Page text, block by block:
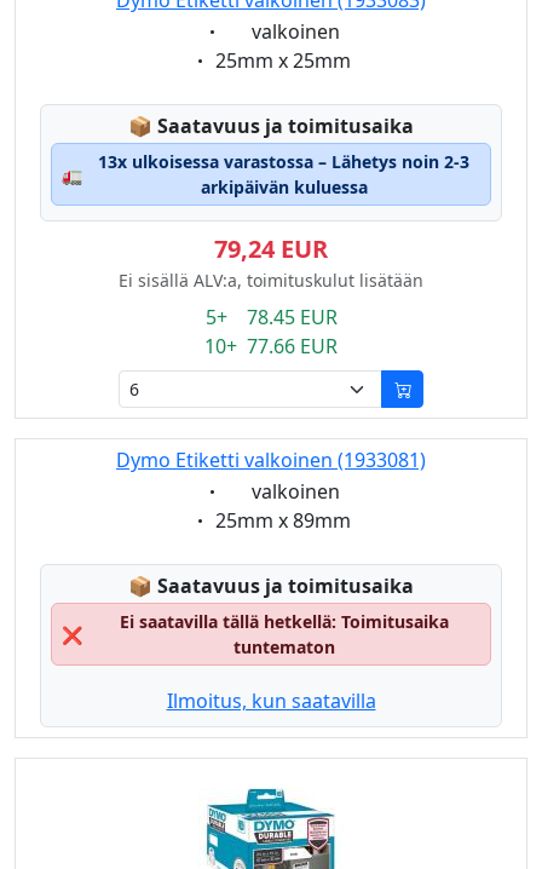
Eigenschaft:
valkoinen
Eigenschaft:
25mm x 25mm
📦 Lagerstatus:
Saatavuus ja toimitusaika
🚛
13x ulkoisessa varastossa – Lähetys noin 2-3
arkipäivän kuluessa
79,24 EUR
Ei sisällä ALV:a, toimituskulut lisätään
5+ 78.45 EUR
10+ 77.66 EUR
Dymo Etiketti valkoinen (1933081)
Eigenschaft:
valkoinen
Eigenschaft:
25mm x 89mm
📦 Lagerstatus:
Saatavuus ja toimitusaika
❌
Ei saatavilla tällä hetkellä: Toimitusaika
tuntematon
Ilmoitus, kun saatavilla